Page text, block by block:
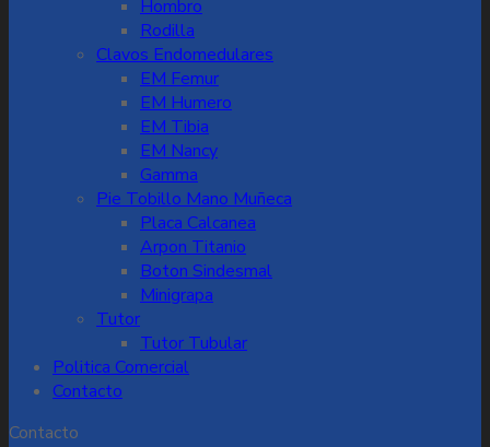
Hombro
Rodilla
Clavos Endomedulares
EM Femur
EM Humero
EM Tibia
EM Nancy
Gamma
Pie Tobillo Mano Muñeca
Placa Calcanea
Arpon Titanio
Boton Sindesmal
Minigrapa
Tutor
Tutor Tubular
Politica Comercial
Contacto
Contacto